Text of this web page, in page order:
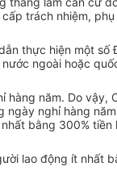
trách nhiệm,
thực hiện một số
ngoài hoặc
năm. Do vậy,
nghỉ hàng
bằng 300%
lao động ít nhất